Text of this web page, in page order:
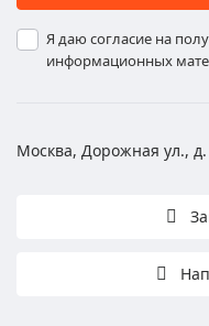
Я даю согласие на
информационных
Москва, Дорожная ул.,